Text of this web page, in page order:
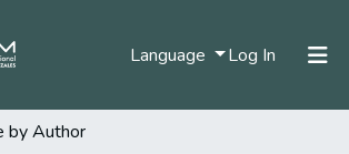
Language Log In (current)
by Author